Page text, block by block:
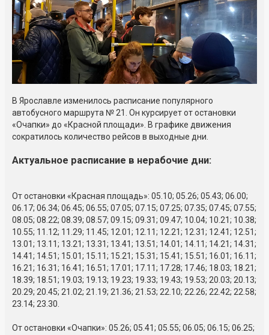
В Ярославле изменилось расписание популярного
автобусного маршрута № 21. Он курсирует от остановки
«Очапки» до «Красной площади». В графике движения
сократилось количество рейсов в выходные дни.
Актуальное расписание в нерабочие дни:
От остановки «Красная площадь»: 05.10; 05.26; 05.43; 06.00;
06.17; 06.34; 06.45; 06.55; 07.05; 07.15; 07.25; 07.35; 07.45; 07.55;
08.05; 08.22; 08.39; 08.57; 09.15; 09.31; 09.47; 10.04; 10.21; 10.38;
10.55; 11.12; 11.29; 11.45; 12.01; 12.11; 12.21; 12.31; 12.41; 12.51;
13.01; 13.11; 13.21; 13.31; 13.41; 13.51; 14.01; 14.11; 14.21; 14.31;
14.41; 14.51; 15.01; 15.11; 15.21; 15.31; 15.41; 15.51; 16.01; 16.11;
16.21; 16.31; 16.41; 16.51; 17.01; 17.11; 17.28; 17.46; 18.03; 18.21;
18.39; 18.51; 19.03; 19.13; 19.23; 19.33; 19.43; 19.53; 20.03; 20.13;
20.29; 20.45; 21.02; 21.19; 21.36; 21.53; 22.10; 22.26; 22.42; 22.58;
23.14; 23.30.
От остановки «Очапки»: 05.26; 05.41; 05.55; 06.05; 06.15; 06.25;